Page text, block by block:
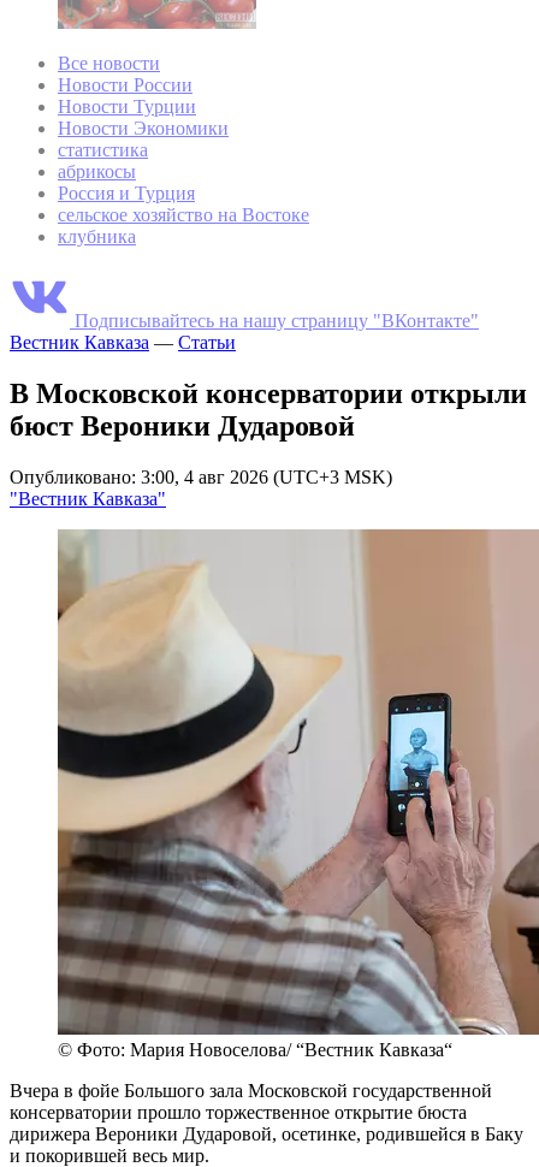
Все новости
Новости России
Новости Турции
Новости Экономики
статистика
абрикосы
Россия и Турция
сельское хозяйство на Востоке
клубника
Подписывайтесь на нашу страницу "ВКонтакте"
Вестник Кавказа — Статьи
В Московской консерватории открыли
бюст Вероники Дударовой
Опубликовано: 3:00, 4 авг 2026 (UTC+3 MSK)
"Вестник Кавказа"
© Фото: Мария Новоселова/ “Вестник Кавказа“
Вчера в фойе Большого зала Московской государственной
консерватории прошло торжественное открытие бюста
дирижера Вероники Дударовой, осетинке, родившейся в Баку
и покорившей весь мир.